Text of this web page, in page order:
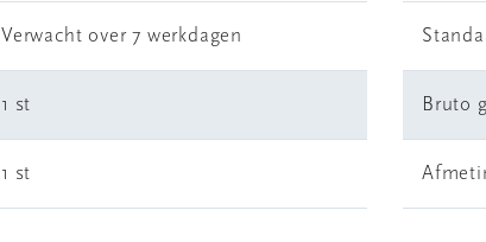
Verwacht over 7 werkdagen
1 st
1 st
Bruto